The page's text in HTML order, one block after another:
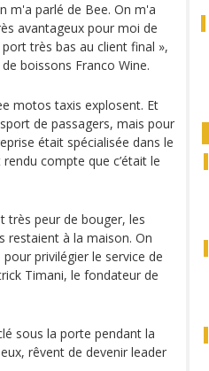
m'a parlé de Bee. On m'a
avantageux pour moi de
très bas au client final »,
boissons Franco Wine.
motos taxis explosent. Et
de passagers, mais pour
était spécialisée dans le
compte que c’était le
très peur de bouger, les
restaient à la maison. On
privilégier le service de
Timani, le fondateur de
sous la porte pendant la
rêvent de devenir leader